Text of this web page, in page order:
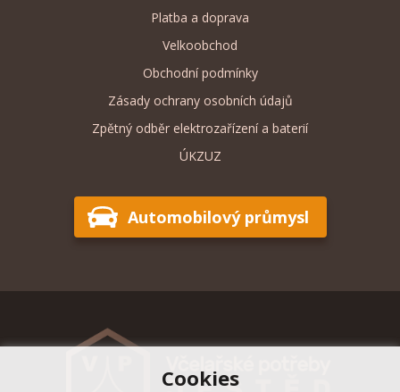
Platba a doprava
Velkoobchod
Obchodní podmínky
Zásady ochrany osobních údajů
Zpětný odběr elektrozařízení a baterií
ÚKZUZ
Automobilový průmysl
Cookies